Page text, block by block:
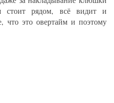
стоит рядом, всё видит и
что это овертайм и поэтому